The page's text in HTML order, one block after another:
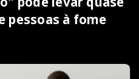
pessoas à fome